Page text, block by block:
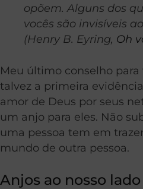
opõem. Alguns dos
vocês são invisíveis
(Henry B. Eyring, Oh
Meu último conselho
talvez a primeira
amor de Deus por seus
um anjo para eles. Não
uma pessoa tem em
mundo de outra pessoa.
Anjos ao nosso lado